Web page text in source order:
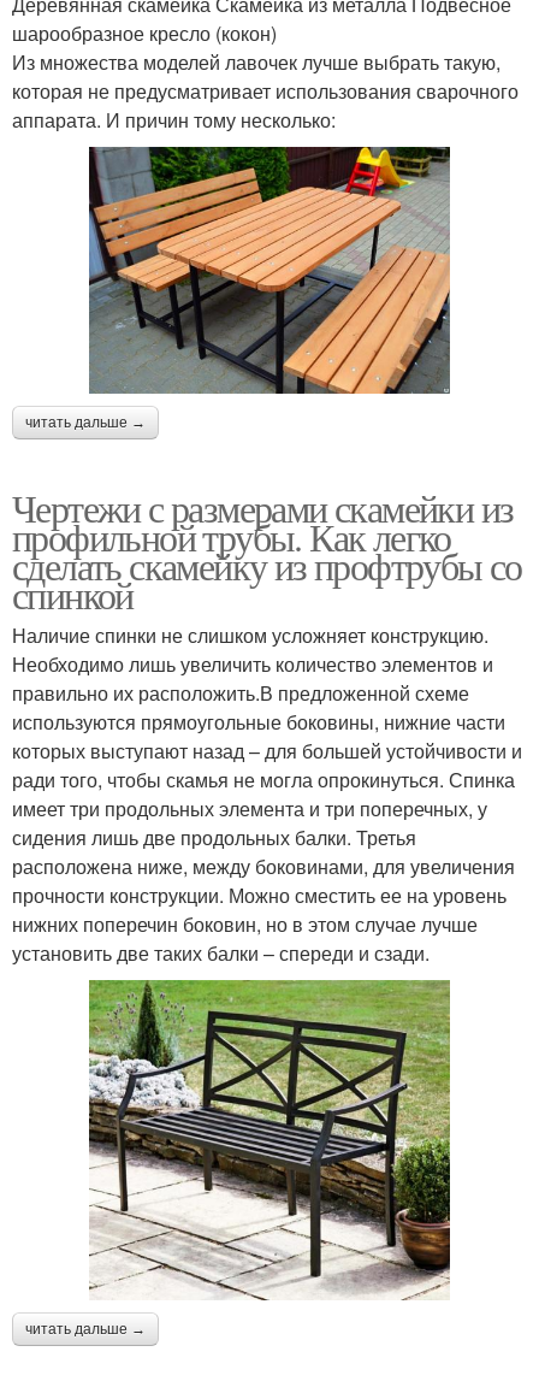
шарообразное кресло (кокон)
Из множества моделей лавочек лучше выбрать такую,
которая не предусматривает использования сварочного
аппарата. И причин тому несколько:
читать дальше →
Чертежи с размерами скамейки из
профильной трубы. Как легко
сделать скамейку из профтрубы со
спинкой
Наличие спинки не слишком усложняет конструкцию.
Необходимо лишь увеличить количество элементов и
правильно их расположить.В предложенной схеме
используются прямоугольные боковины, нижние части
которых выступают назад – для большей устойчивости и
ради того, чтобы скамья не могла опрокинуться. Спинка
имеет три продольных элемента и три поперечных, у
сидения лишь две продольных балки. Третья
расположена ниже, между боковинами, для увеличения
прочности конструкции. Можно сместить ее на уровень
нижних поперечин боковин, но в этом случае лучше
установить две таких балки – спереди и сзади.
читать дальше →